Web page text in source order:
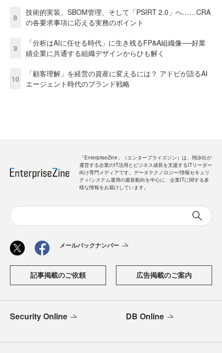
8
技術的実装、SBOM管理、そして「PSIRT 2.0」へ……CRA
の各要求事項に応える実務のポイント
9
「分析はAIに任せる時代」に生き残るFP&A組織像──好業
績企業に共通する組織デザインからひも解く
10
「顧客理解」を経営の資産に変えるには？ アドビが語るAI
エージェント時代のブランド戦略
「EnterpriseZine」（エンタープライズジン）は、翔泳社が
運営する企業のIT活用とビジネス成長を支援するITリーダー
向け専門メディアです。データテクノロジー/情報セキュリ
ティ/システム運用の最新動向を中心に、企業ITに関する多
様な情報をお届けしています。
メールバックナンバー
記事掲載のご依頼 広告掲載のご案内
Security Online DB Online